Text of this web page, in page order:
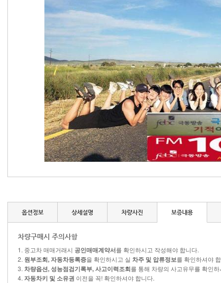
옵션정보 상세설명 차량사진 보증내용
차량구매시 주의사항
1. 중고차 매매거래시 공인매매계약서를 확인하시고 작성해야 합니다.
2. 원부조회, 자동차등록증을 확인하시고 실 차주 및 압류정보를 확인하셔야
3. 차량옵션, 성능점검기록부, 사고이력조회를 통해 차량의 사고유무를 확인
4. 자동차키 및 소유권 이전을 꼭! 확인하셔야 합니다.